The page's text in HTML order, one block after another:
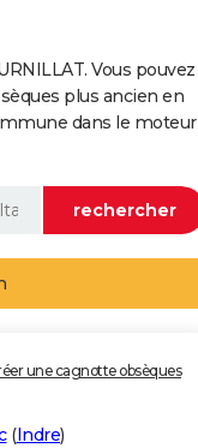
Vous pouvez
plus ancien en
dans le moteur
une cagnotte obsèques
(Indre)